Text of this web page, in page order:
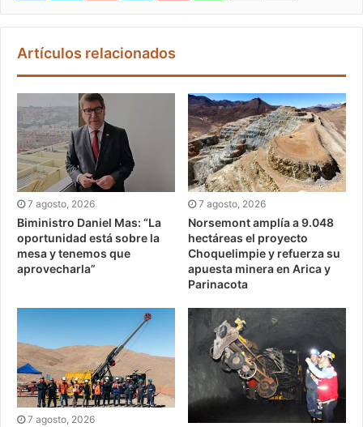
Artículos relacionados
7 agosto, 2026
Biministro Daniel Mas: “La
oportunidad está sobre la
mesa y tenemos que
aprovecharla”
7 agosto, 2026
Norsemont amplía a 9.048
hectáreas el proyecto
Choquelimpie y refuerza su
apuesta minera en Arica y
Parinacota
7 agosto, 2026